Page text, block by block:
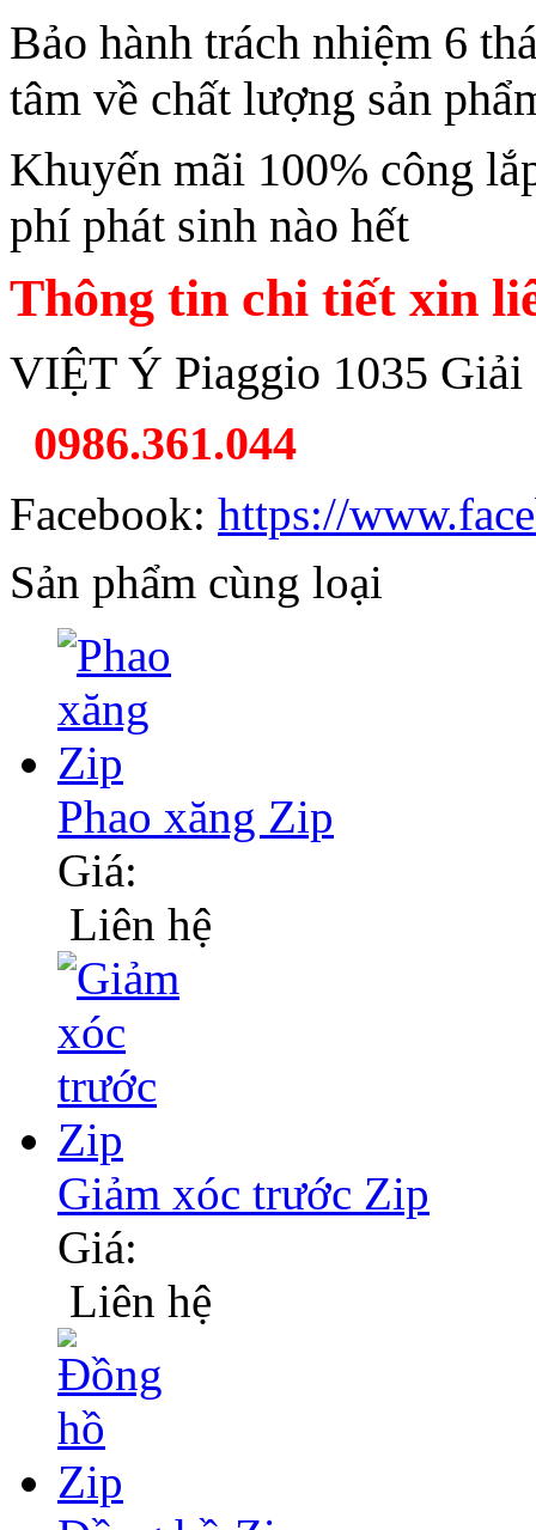
Bảo hành trách nhiệm 6
tâm về chất lượng sản
Khuyến mãi 100% công
phí phát sinh nào hết
Thông tin chi tiết xin
VIỆT Ý Piaggio 1035
0986.361.044
Facebook: https://
Sản phẩm cùng loại
Phao xăng Zip
Giá:
Liên hệ
Giảm xóc trước Zip
Giá:
Liên hệ